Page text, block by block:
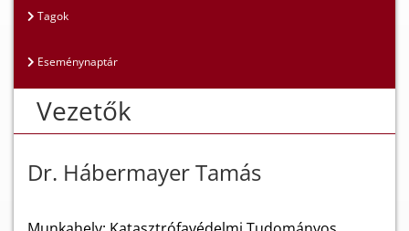
Tagok
Eseménynaptár
Vezetők
Dr. Hábermayer Tamás